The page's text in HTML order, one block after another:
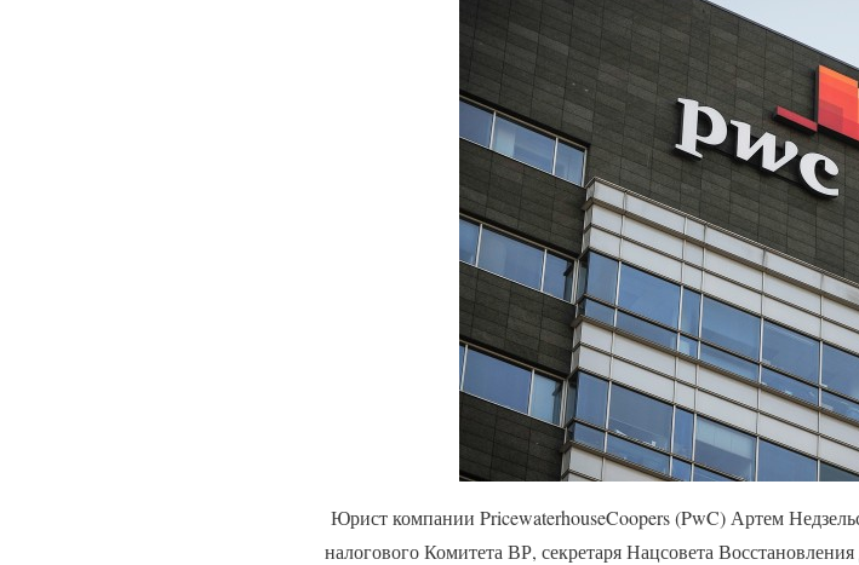
Юрист компании PricewaterhouseCoopers (PwC) Артем
налогового Комитета ВР, секретаря Нацсовета